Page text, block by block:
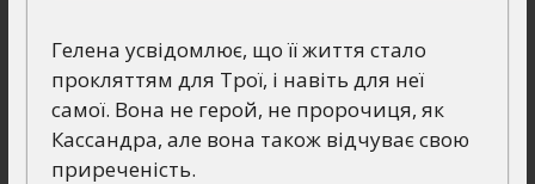
Гелена усвідомлює, що її життя стало
прокляттям для Трої, і навіть для неї
самої. Вона не герой, не пророчиця, як
Кассандра, але вона також відчуває свою
приреченість.